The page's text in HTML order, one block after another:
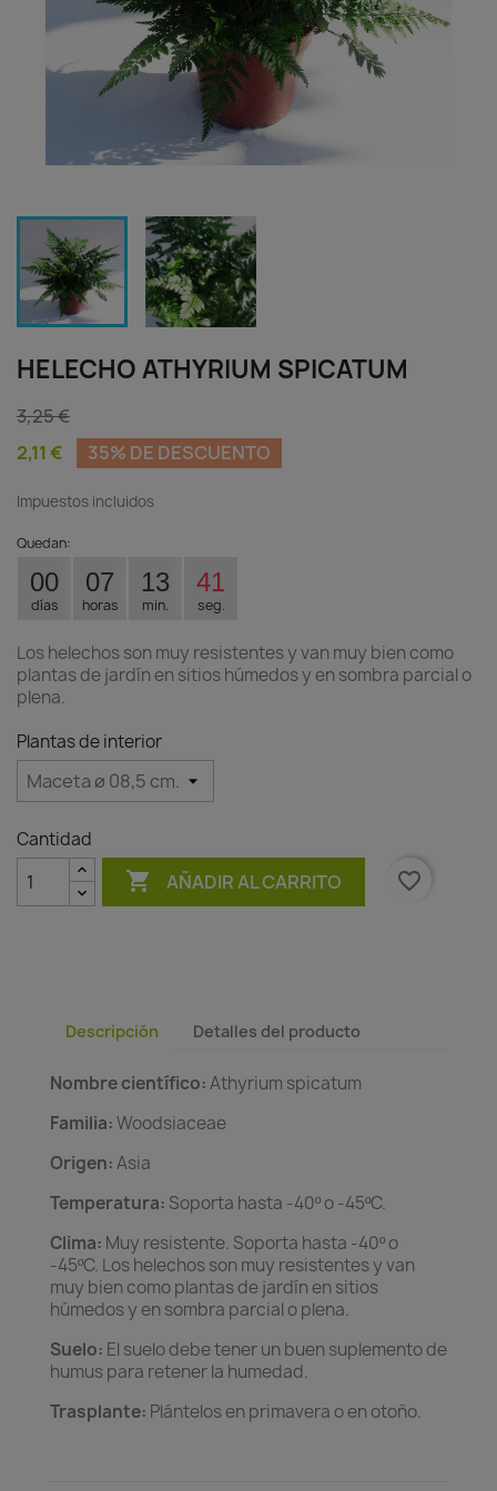
HELECHO ATHYRIUM SPICATUM
3,25 €
2,11 €
35% DE DESCUENTO
Impuestos incluidos
Quedan:
00
días
07
horas
13
min.
41
seg.
Los helechos son muy resistentes y van muy bien como
plantas de jardín en sitios húmedos y en sombra parcial o
plena.
Plantas de interior
Cantidad
 AÑADIR AL CARRITO favorite_border
Descripción Detalles del producto
Nombre científico:Athyrium spicatum
Familia:Woodsiaceae
Origen:Asia
Temperatura: Soporta hasta -40º o -45ºC.
Clima: Muy resistente. Soporta hasta -40º o
-45ºC. Los helechos son muy resistentes y van
muy bien como plantas de jardín en sitios
húmedos y en sombra parcial o plena.
Suelo: El suelo debe tener un buen suplemento de
humus para retener la humedad.
Trasplante: Plántelos en primavera o en otoño.